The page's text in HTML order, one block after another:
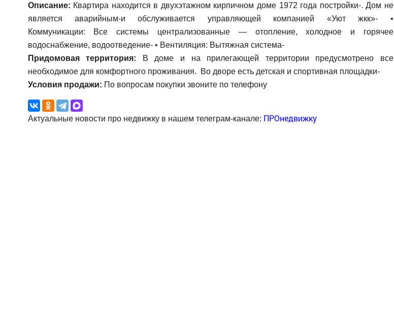
Описание: Квартира находится в двухэтажном кирпичном доме 1972 года постройки-. Дом не
является аварийным-и обслуживается управляющей компанией «Уют жкк»- •
Коммуникации: Все системы централизованные — отопление, холодное и горячее
водоснабжение, водоотведение- • Вентиляция: Вытяжная система-
Придомовая территория: В доме и на прилегающей территории предусмотрено все
необходимое для комфортного проживания. Во дворе есть детская и спортивная площадки-
Условия продажи: По вопросам покупки звоните по телефону
Актуальные новости про недвижку в нашем телеграм-канале: ПРОнедвижку